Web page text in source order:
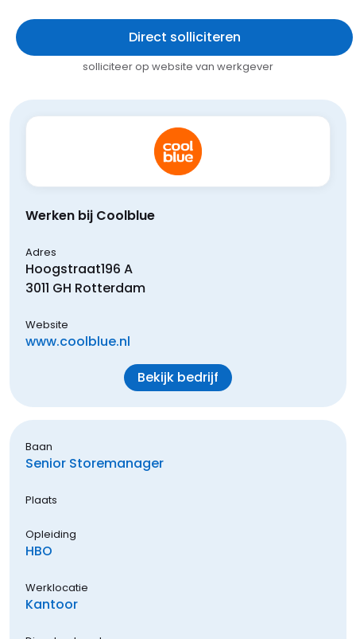
Direct solliciteren
solliciteer op website van werkgever
Werken bij Coolblue
Adres
Hoogstraat196 A
3011 GH Rotterdam
Website
www.coolblue.nl
Bekijk bedrijf
Baan
Senior Storemanager
Plaats
Opleiding
HBO
Werklocatie
Kantoor